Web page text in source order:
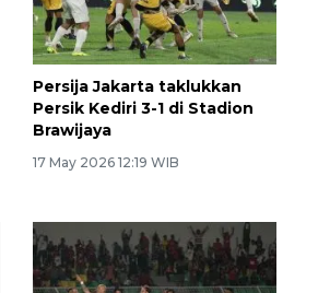
Persija Jakarta taklukkan
Persik Kediri 3-1 di Stadion
Brawijaya
17 May 2026 12:19 WIB